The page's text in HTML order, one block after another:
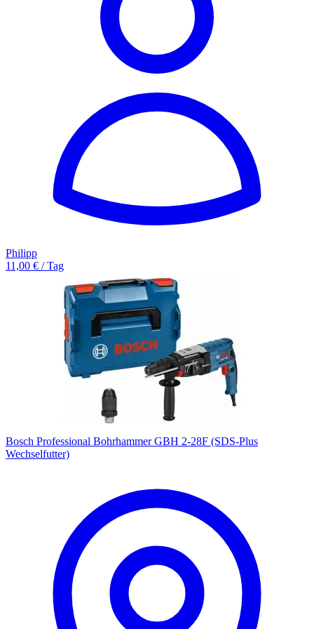
Philipp
11,00 € / Tag
Bosch Professional Bohrhammer GBH 2-28F (SDS-Plus
Wechselfutter)